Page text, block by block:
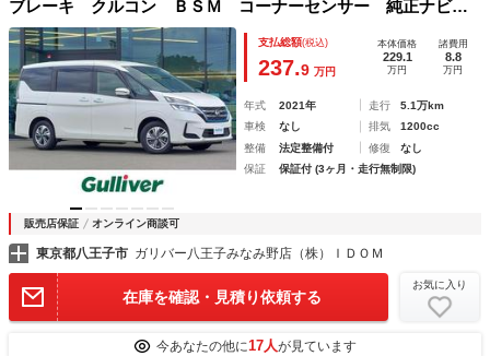
ブレーキ クルコン ＢＳＭ コーナーセンサー 純正ナビ
フルセグＴＶ ＥＴＣ ドラレコ 両側電動スライドドア 純
正フロアマット シートバックテーブル 純正アルミホイール
支払総額(税込)
237.9 万円
本体価格
229.1
万円
諸費用
8.8
万円
年式 2021年 走行
5.1万km
車検
なし 排気
1200cc
整備
法定整備付 修復
なし
保証
保証付 (3ヶ月・走行無制限)
販売店保証 オンライン商談可
東京都八王子市 ガリバー八王子みなみ野店（株）ＩＤＯＭ
在庫を確認・見積り依頼する
お気に入り
今あなたの他に17人が見ています